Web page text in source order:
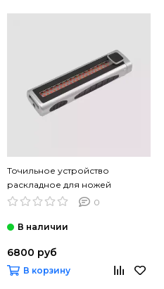
Точильное устройство
раскладное для ножей
DMT/20000
0
6800 руб
В корзину